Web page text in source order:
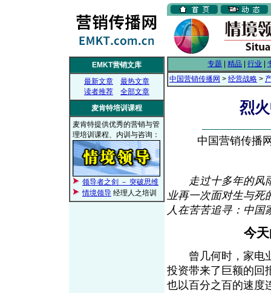
EMKT营销文库
最新文章
最热文章
读者推荐
全部文章
麦肯特培训课程
麦肯特提供优秀的营销与管
理培训课程、内训与咨询：
领导者之剑 － 突破思维
情境领导 经理人之培训
专题 精品 行业
中国营销传播网 > 经营战略 >
烈
中国营销传播
走过十多年的风
业再一次面对生与死
人在苦苦追寻：中国
今
曾几何时，家电业
投资带来了巨额的回
也以百分之百的速度